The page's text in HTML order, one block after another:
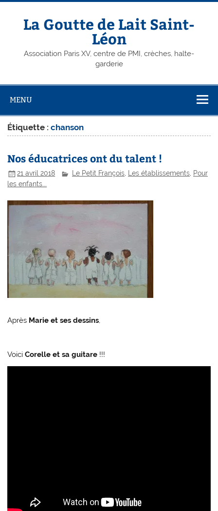
Skip
contentLa Goutte de Lait Saint-
Léon
Association Paris XV, centre de PMI, crèches, halte-
garderie
MENU
Étiquette :chanson
Nos éducatrices ont du talent !
21 avril 2018 Le Petit François, Les établissements, Pour
les enfants...
Après Marie et ses dessins,
VoiciCorelle et sa guitare !!!